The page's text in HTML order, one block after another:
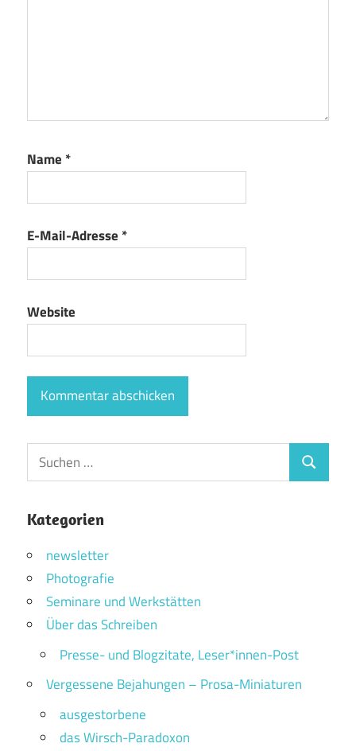
Name *
E-Mail-Adresse *
Website
Suchen
nach:
Suchen
Kategorien
newsletter
Photografie
Seminare und Werkstätten
Über das Schreiben
Presse- und Blogzitate, Leser*innen-Post
Vergessene Bejahungen – Prosa-Miniaturen
ausgestorbene
das Wirsch-Paradoxon